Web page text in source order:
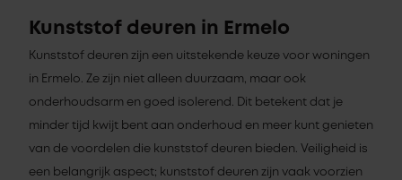
Kunststof deuren in Ermelo
Kunststof deuren zijn een uitstekende keuze voor woningen
in Ermelo. Ze zijn niet alleen duurzaam, maar ook
onderhoudsarm en goed isolerend. Dit betekent dat je
minder tijd kwijt bent aan onderhoud en meer kunt genieten
van de voordelen die kunststof deuren bieden. Veiligheid is
een belangrijk aspect; kunststof deuren zijn vaak voorzien